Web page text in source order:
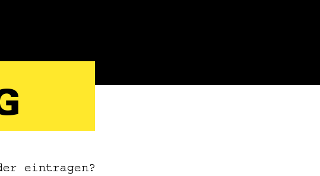
eintragen?